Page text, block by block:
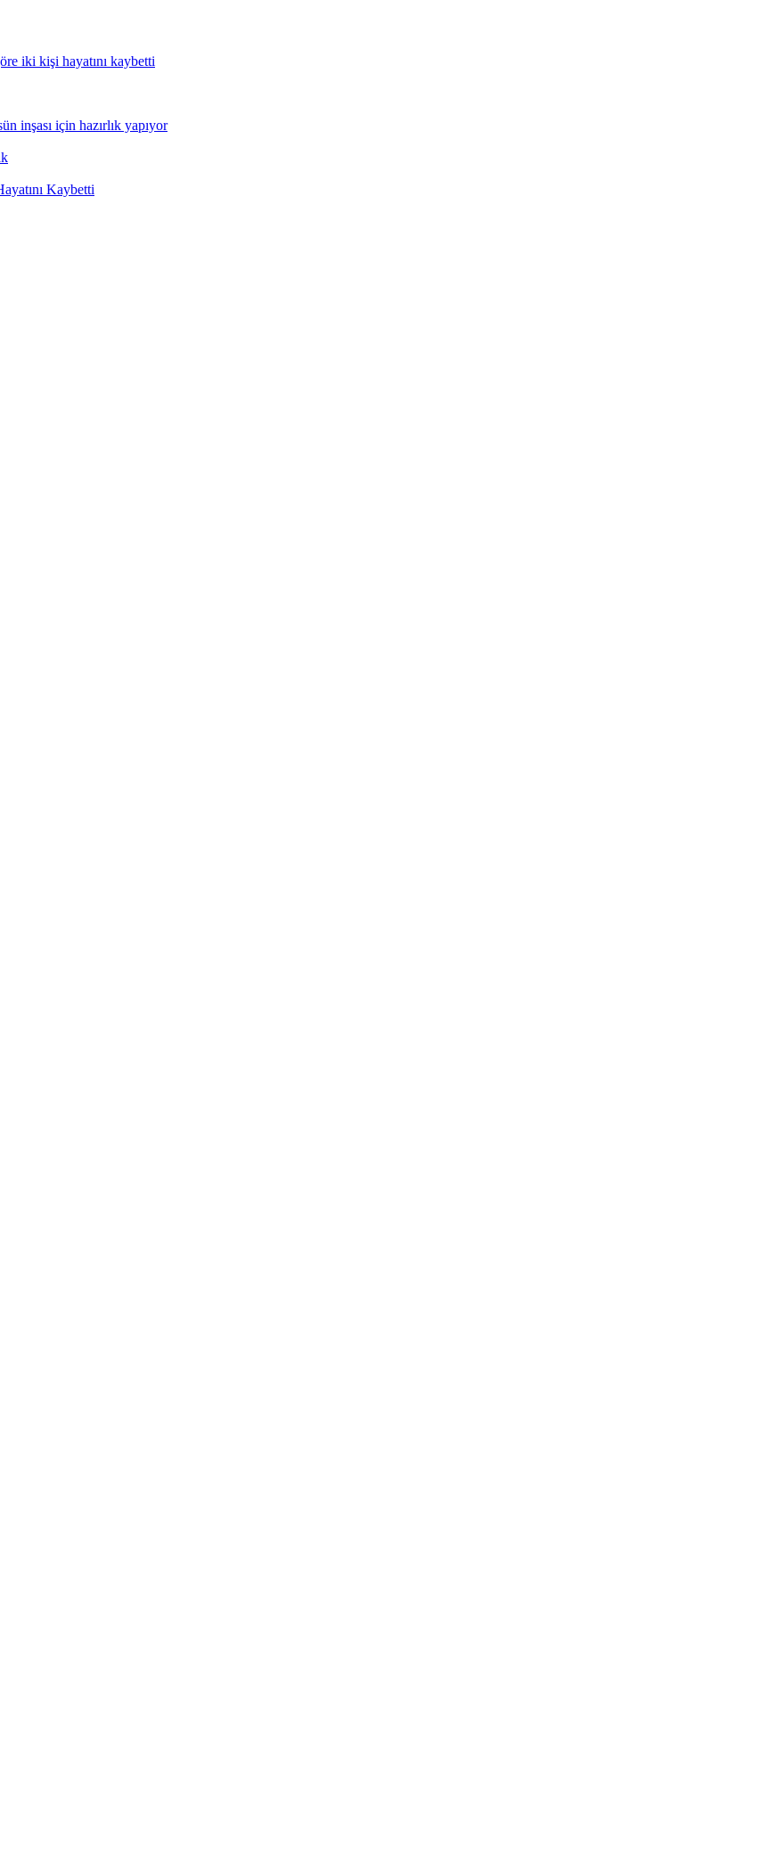
iki kişi hayatını kaybetti
inşası için hazırlık yapıyor
Kaybetti